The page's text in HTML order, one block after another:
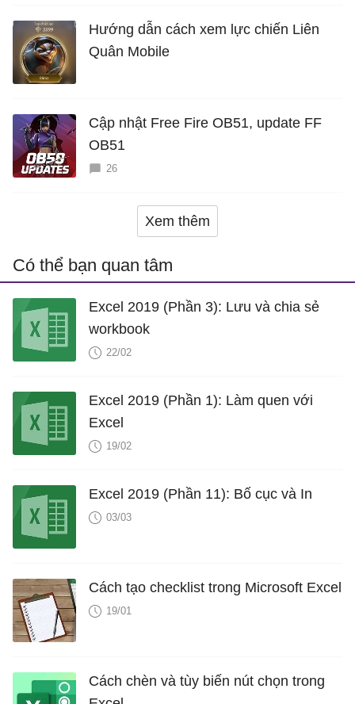
Hướng dẫn cách xem lực chiến Liên
Quân Mobile
Cập nhật Free Fire OB51, update FF
OB51
26
Xem thêm
Có thể bạn quan tâm
Excel 2019 (Phần 3): Lưu và chia sẻ
workbook
22/02
Excel 2019 (Phần 1): Làm quen với
Excel
19/02
Excel 2019 (Phần 11): Bố cục và In
03/03
Cách tạo checklist trong Microsoft Excel
19/01
Cách chèn và tùy biến nút chọn trong